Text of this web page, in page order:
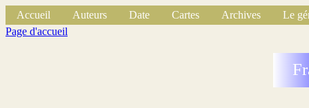
Accueil Auteurs Date Cartes Archives
Le
Page d'accueil